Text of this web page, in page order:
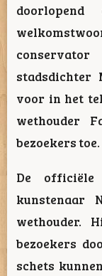
doorlopend
stadsdichter
voor in het
wethouder
bezoekers toe.
De
kunstenaar
wethouder.
bezoekers
schets